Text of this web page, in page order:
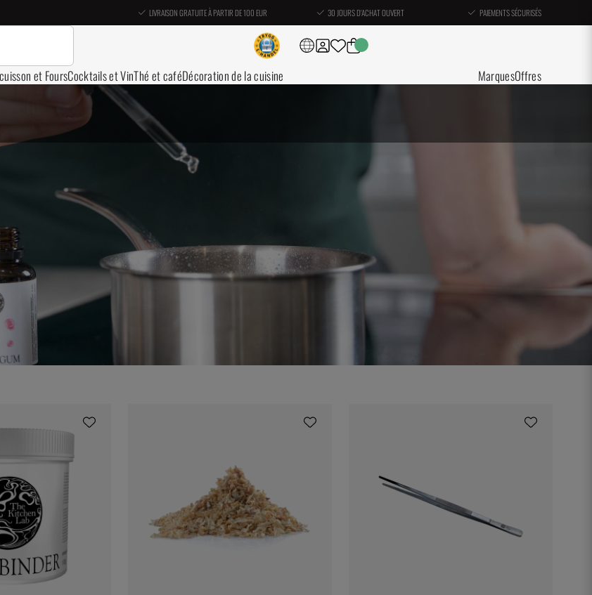
LIVRAISON GRATUITE À PARTIR DE 100 EUR 30 JOURS D'ACHAT OUVERT PAIEMENTS SÉCURISÉS
et FoursCocktails et VinThé et caféDécoration de la cuisine MarquesOffres